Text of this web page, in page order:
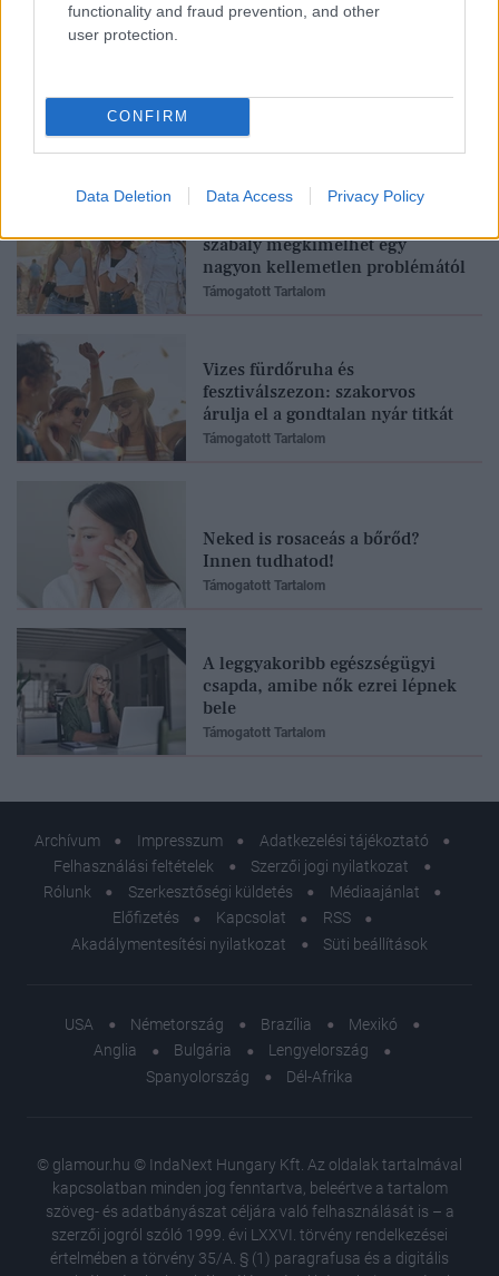
functionality and fraud prevention, and other
user protection.
CONFIRM
Data Deletion Data Access Privacy Policy
szabály megkímélhet egy
nagyon kellemetlen problémától
Támogatott Tartalom
Vizes fürdőruha és
fesztiválszezon: szakorvos
árulja el a gondtalan nyár titkát
Támogatott Tartalom
Neked is rosaceás a bőrőd?
Innen tudhatod!
Támogatott Tartalom
A leggyakoribb egészségügyi
csapda, amibe nők ezrei lépnek
bele
Támogatott Tartalom
Archívum Impresszum
Adatkezelési tájékoztató
Felhasználási feltételek
Szerzői jogi nyilatkozat
Rólunk
Szerkesztőségi küldetés
Médiaajánlat
Előfizetés
Kapcsolat
RSS
Akadálymentesítési nyilatkozat
Süti beállítások
USA Németország Brazília
Mexikó
Anglia
Bulgária
Lengyelország
Spanyolország
Dél-Afrika
© glamour.hu © IndaNext Hungary Kft. Az oldalak tartalmával
kapcsolatban minden jog fenntartva, beleértve a tartalom
szöveg- és adatbányászat céljára való felhasználását is – a
szerzői jogról szóló 1999. évi LXXVI. törvény rendelkezései
értelmében a törvény 35/A. § (1) paragrafusa és a digitális